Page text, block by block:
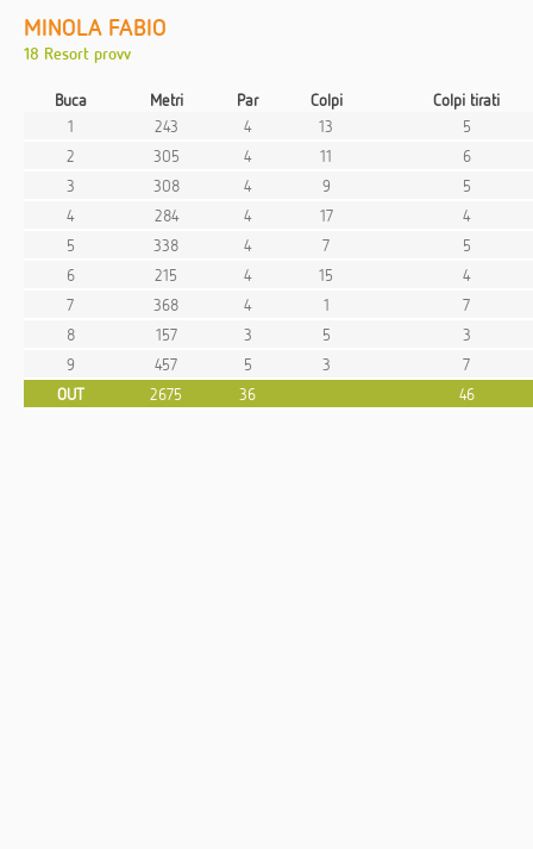
MINOLA FABIO
18 Resort provv
Buca Metri Par Colpi
Colpi tirati
1
243 4 13
5
2
305 4 11
6
3
308 4 9
5
4
284 4 17
4
5
338 4 7
5
6
215 4 15
4
7
368 4 1
7
8
157 3 5
3
9
457 5 3
7
OUT
2675 36 46